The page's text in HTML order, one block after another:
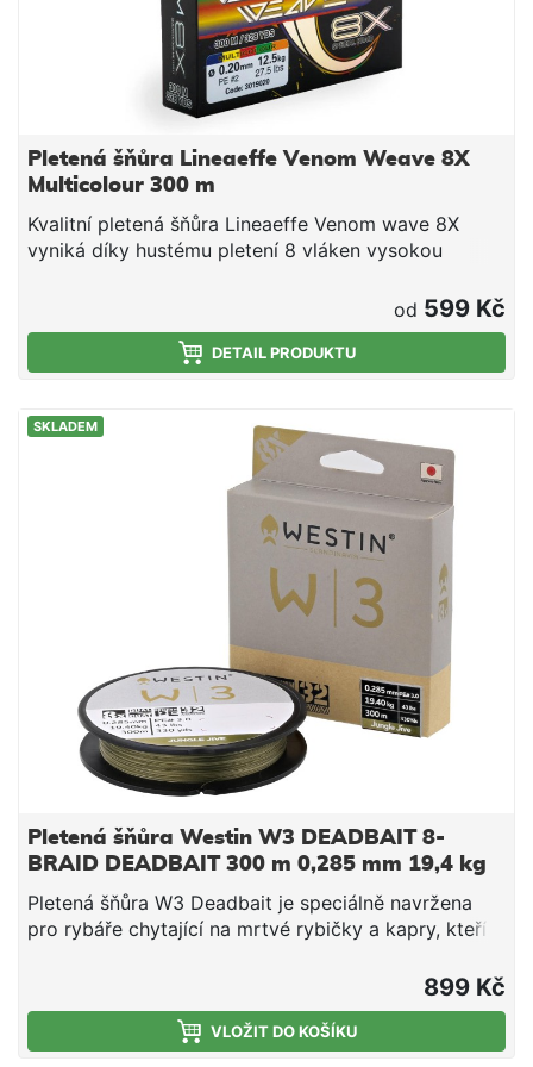
Pletená šňůra Lineaeffe Venom Weave 8X
Multicolour 300 m
Kvalitní pletená šňůra Lineaeffe Venom wave 8X
vyniká díky hustému pletení 8 vláken vysokou
zajišťuje hladký a minimálně nasákavý povrch a tak
lze dosáhnout velmi dalekých a přesných hodů.
Provedení multicolour zajišťuje dobrou viditelnost a
umožnujě díky střídfajícím se barvám snadno
chytáme a tak zfektivnit lov. Nulová průtažnost
zlepšuje přesnost identifikace jemných záběrů a
zlepšuje přesnost náhozů. Díky nulové průtažnosti
se veškeré informace od nástrahy okamžitě
přenášejí do špičky pruty a ruky rybáře a tak lze
ihned reagovat i na ty nejjemnější záběry. Vysoká
pevnost v uzlu Kulatý profil Vysoká oděruvzdornost
od 599 Kč
DETAIL PRODUKTU
SKLADEM
Pletená šňůra Westin W3 DEADBAIT 8-
BRAID DEADBAIT 300 m 0,285 mm 19,4 kg
Pletená šňůra W3 Deadbait je speciálně navržena
pro rybáře chytající na mrtvé rybičky a kapry, kteří
s pěti různými odstíny zelené propletenými po celé
délce šňůry. W3 Deadbait poskytuje vynikající
kamufláž, která vám pomůže zůstat nepovšimnutým
v přirozeném rybářském prostředí. K dispozici na
899 Kč
VLOŽIT DO KOŠÍKU